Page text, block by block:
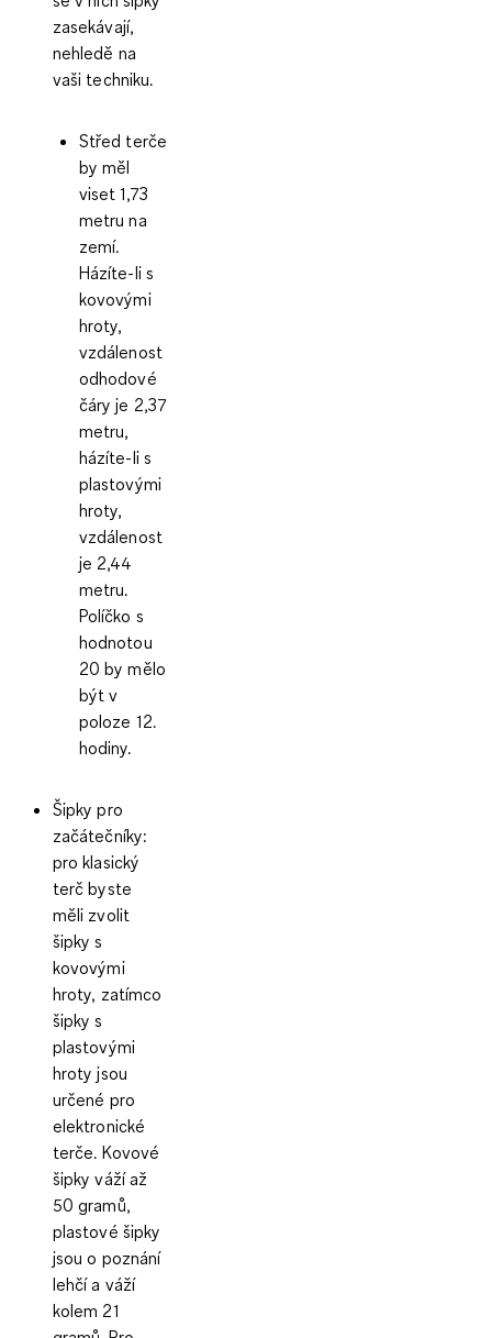
zasekávají,
nehledě na
vaši techniku.
Střed terče
by měl
viset 1,73
metru na
zemí.
Házíte-li s
kovovými
hroty,
vzdálenost
odhodové
čáry je 2,37
metru,
házíte-li s
plastovými
hroty,
vzdálenost
je 2,44
metru.
Políčko s
hodnotou
20 by mělo
být v
poloze 12.
hodiny.
Šipky pro
začátečníky:
pro klasický
terč byste
měli zvolit
šipky s
kovovými
hroty, zatímco
šipky s
plastovými
hroty jsou
určené pro
elektronické
terče. Kovové
šipky váží až
50 gramů,
plastové šipky
jsou o poznání
lehčí a váží
kolem 21